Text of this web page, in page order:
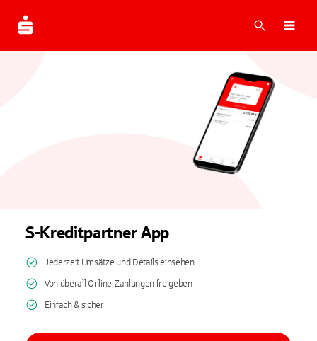
Suche
S-Kreditpartner App
Jederzeit Umsätze und Details einsehen
Von überall Online-Zahlungen freigeben
Einfach & sicher